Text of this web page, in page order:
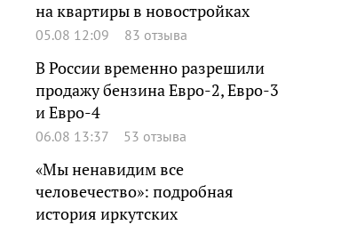
на квартиры в новостройках
05.08 12:09 83 отзыва
В России временно разрешили
продажу бензина Евро-2, Евро-3
и Евро-4
06.08 13:37 53 отзыва
«Мы ненавидим все
человечество»: подробная
история иркутских